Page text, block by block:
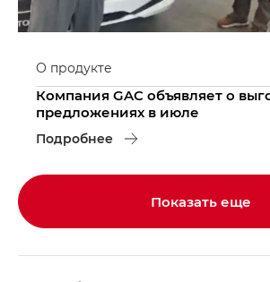
О продукте
Компания GAC объявляет о
предложениях в июле
Подробнее
Показать еще